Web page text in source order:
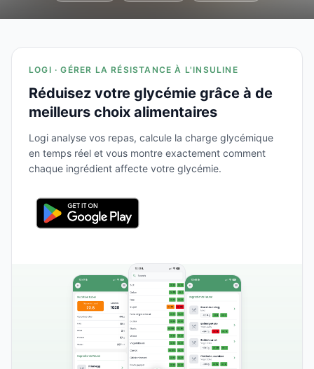
LOGI · GÉRER LA RÉSISTANCE À L'INSULINE
Réduisez votre glycémie grâce à de
meilleurs choix alimentaires
Logi analyse vos repas, calcule la charge glycémique
en temps réel et vous montre exactement comment
chaque ingrédient affecte votre glycémie.